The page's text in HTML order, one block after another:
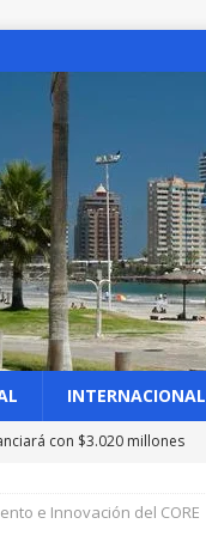
INTERNACIONAL
con $3.020 millones
con EEUU
e Innovación del CORE